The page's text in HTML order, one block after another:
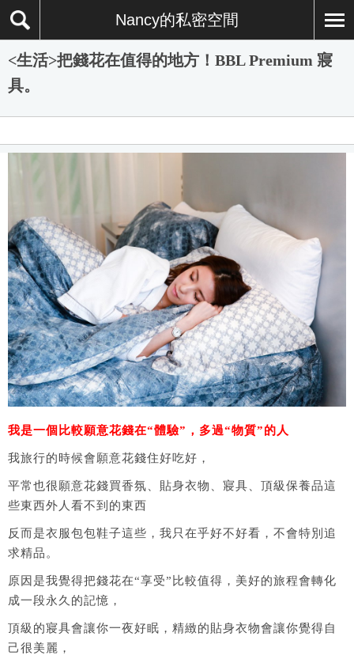
Nancy的私密空間
<生活>把錢花在值得的地方！BBL Premium 寢
具。
我是一個比較願意花錢在“體驗”，多過“物質”的人
我旅行的時候會願意花錢住好吃好，
平常也很願意花錢買香氛、貼身衣物、寢具、頂級保養品這
些東西外人看不到的東西
反而是衣服包包鞋子這些，我只在乎好不好看，不會特別追
求精品。
原因是我覺得把錢花在“享受”比較值得，美好的旅程會轉化
成一段永久的記憶，
頂級的寢具會讓你一夜好眠，精緻的貼身衣物會讓你覺得自
己很美麗，